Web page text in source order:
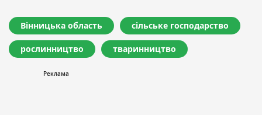
Вінницька область сільське господарство
рослинництво тваринництво